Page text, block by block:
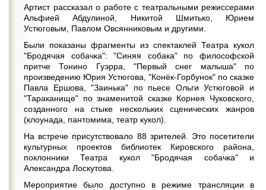
Артист рассказал о работе с театральными режиссерами
Альфией Абдулиной, Никитой Шмитько, Юрием
Устюговым, Павлом Овсянниковым и другими.
Были показаны фрагменты из спектаклей Театра кукол
"Бродячая собачка": "Синяя собака" по философской
притче Тонино Гуэрра, "Первый снег малыша" по
произведению Юрия Устюгова, "Конёк-Горбунок" по сказке
Павла Ершова, "Заинька" по пьесе Ольги Устюговой и
"Тараканище" по знаменитой сказке Корнея Чуковского,
созданного на стыке нескольких сценических жанров
(клоунада, пантомима, театр кукол).
На встрече присутствовало 88 зрителей. Это посетители
культурных проектов библиотек Кировского района,
поклонники Театра кукол "Бродячая собачка" и
Александра Лоскутова.
Мероприятие было доступно в режиме трансляции в